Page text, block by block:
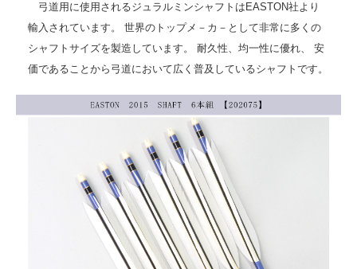
弓道用に使用されるジュラルミンシャフトはEASTON社より
輸入されています。 世界のトップメ－カ－として非常に多くの
シャフトサイズを製造しています。 耐久性、均一性に優れ、 安
価であることから弓道において広く普及しているシャフトです。